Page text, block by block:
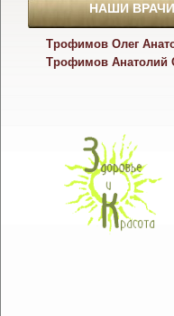
НАШИ ВРАЧИ
Трофимов Олег
Трофимов Анатолий